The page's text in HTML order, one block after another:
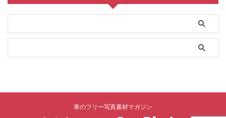
車のフリー写真素材マガジン